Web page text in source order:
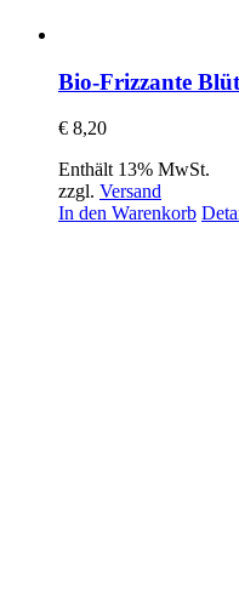
Bio-Frizzante
€ 8,20
Enthält 13% MwSt.
zzgl. Versand
In den Warenkorb